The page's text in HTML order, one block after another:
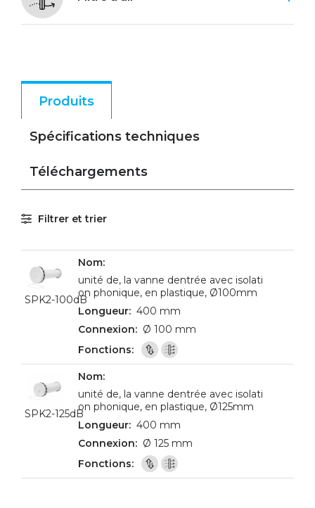
Produits
Spécifications techniques
Téléchargements
Filtrer et trier
SPK2-100dB
unité de, la vanne dentrée avec isolati
on phonique, en plastique, Ø100mm
400 mm
Ø 100 mm
SPK2-125dB
unité de, la vanne dentrée avec isolati
on phonique, en plastique, Ø125mm
400 mm
Ø 125 mm